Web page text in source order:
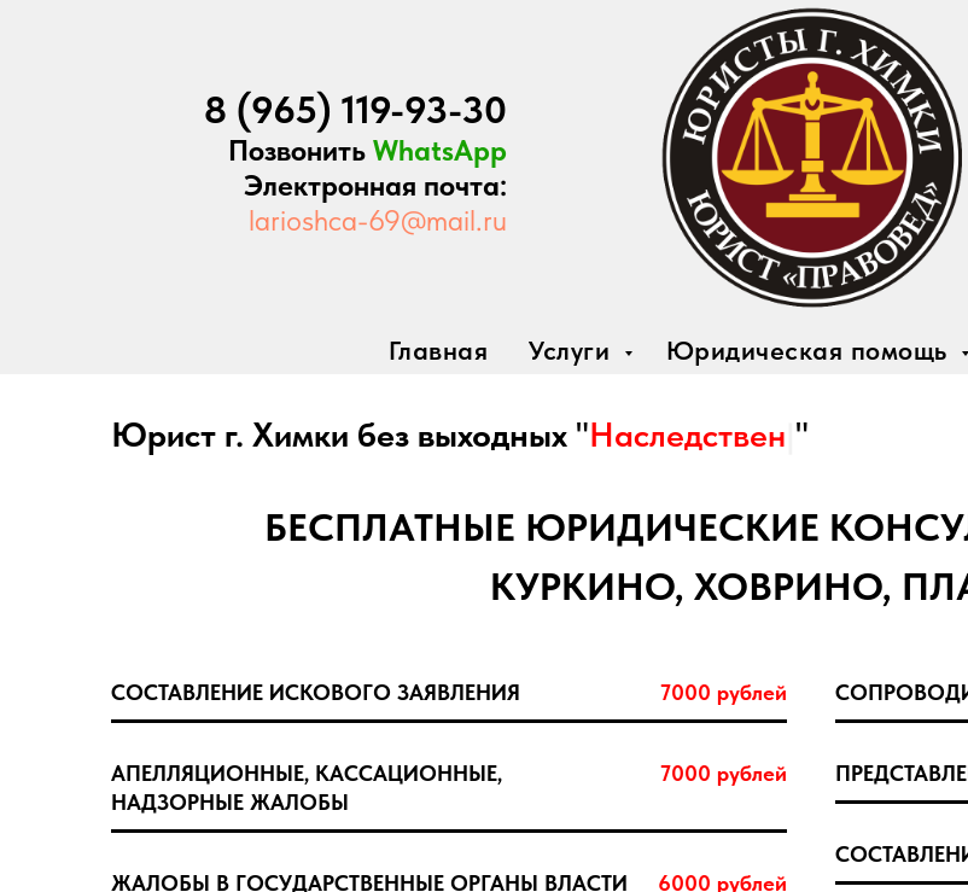
8 (965) 119-93-30
Позвонить WhatsApp
Электронная почта:
larioshca-69@mail.ru
Главная Услуги Юридическая помощь
Юрист г. Химки без выходных "|"
БЕСПЛАТНЫЕ ЮРИДИЧЕСКИЕ
КУРКИНО, ХОВРИНО,
СОСТАВЛЕНИЕ ИСКОВОГО ЗАЯВЛЕНИЯ 7000 рублей
АПЕЛЛЯЦИОННЫЕ, КАССАЦИОННЫЕ,
НАДЗОРНЫЕ ЖАЛОБЫ
7000 рублей
ЖАЛОБЫ В ГОСУДАРСТВЕННЫЕ ОРГАНЫ ВЛАСТИ 6000 рублей